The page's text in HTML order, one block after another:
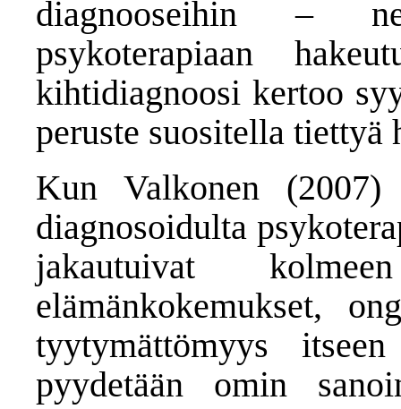
diagnooseihin –
psykoterapiaan
kihtidiagnoosi kertoo
peruste suositella tiettyä
Kun Valkonen (2007)
diagnosoidulta
jakautuivat
elämänkokemukset,
tyytymättömyys
pyydetään omin